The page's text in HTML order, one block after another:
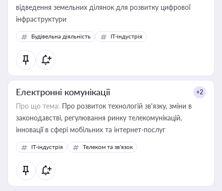
відведення земельних ділянок для розвитку цифрової
інфраструктури
Будівельна діяльність IT-індустрія
Електронні комунікації +2
Про що тема: Про розвиток технологій зв'язку, зміни в
законодавстві, регулювання ринку телекомунікацій,
інновації в сфері мобільних та інтернет-послуг
IT-індустрія Телеком та зв'язок